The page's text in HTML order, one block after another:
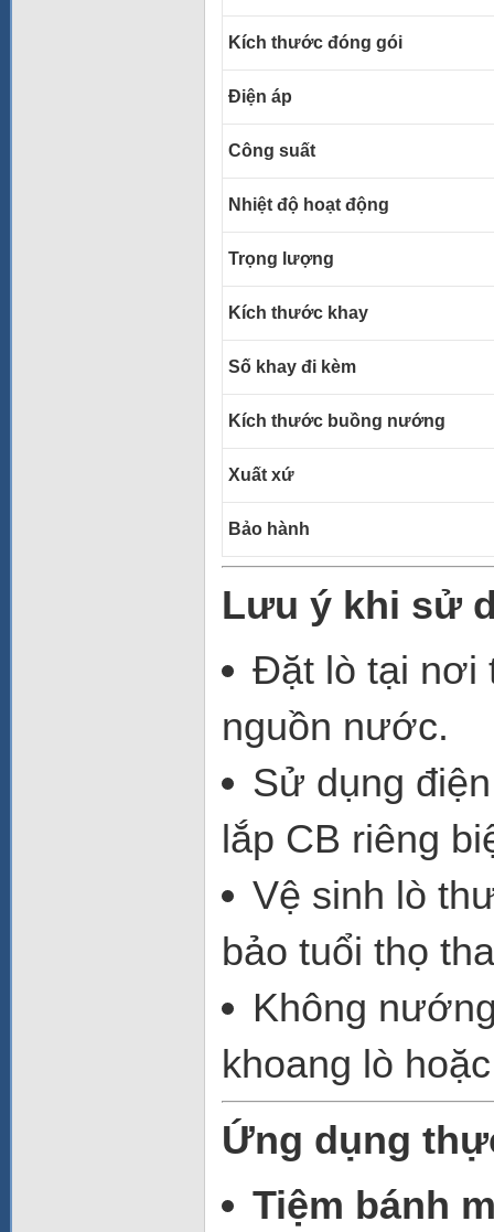
Kích thước đóng gói
Điện áp
Công suất
Nhiệt độ hoạt động
Trọng lượng
Kích thước khay
Số khay đi kèm
Kích thước buồng nướng
Xuất xứ
Bảo hành
Lưu ý khi sử
Đặt lò tại nơi
nguồn nước.
Sử dụng
lắp CB riêng
Vệ sinh lò
bảo tuổi thọ
Không
khoang lò
Ứng dụng
Tiệm bánh